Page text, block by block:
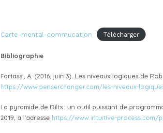
Carte-mental-commucation Télécharger
Bibliographie
Fartassi, A. (2016, juin 3). Les niveaux logiques de
https://www.penserchanger.com/les-niveaux-
La pyramide de Dilts : un outil puissant de
2019, à l’adresse https://www.intuitive-process.com/